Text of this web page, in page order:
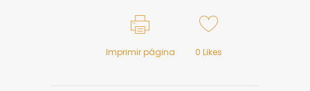
Imprimir página 0 Likes